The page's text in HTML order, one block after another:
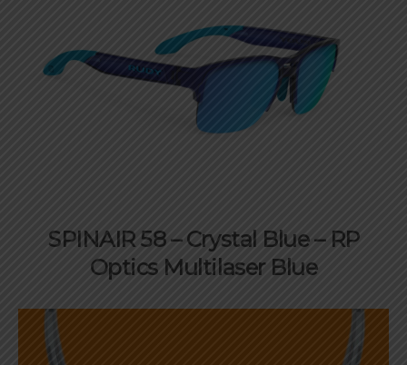
SPINAIR 58 –Crystal Blue – RP
Optics Multilaser Blue